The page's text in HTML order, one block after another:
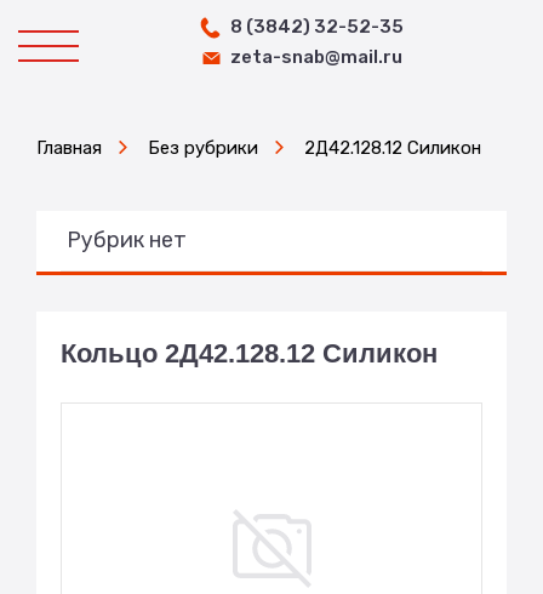
8 (3842) 32-52-35
zeta-snab@mail.ru
Главная Без рубрики 2Д42.128.12 Силикон
Рубрик нет
Кольцо 2Д42.128.12 Силикон